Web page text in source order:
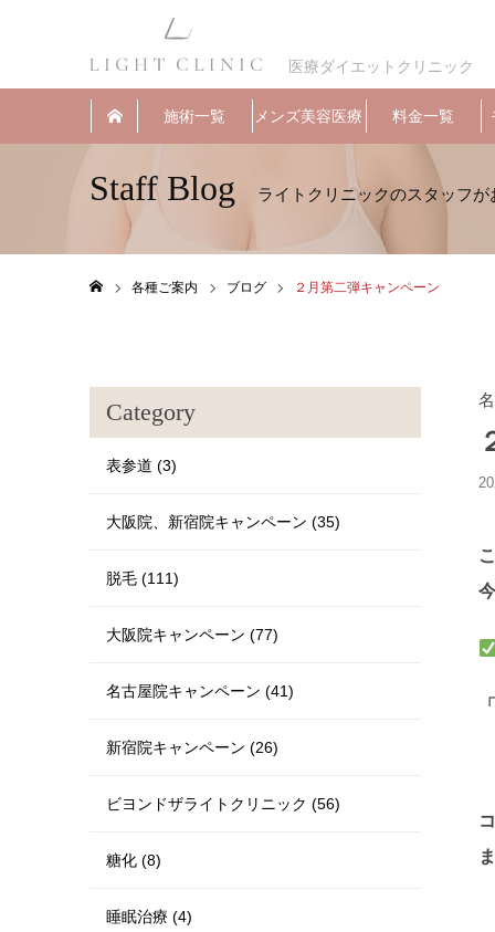
医療ダイエットクリニック
施術一覧 メンズ美容医療 料金一覧
Staff Blog
各種ご案内 ブログ ２月第二弾キャンペーン
Category
表参道 (3)
大阪院、新宿院キャンペーン (35)
脱毛 (111)
大阪院キャンペーン (77)
名古屋院キャンペーン (41)
新宿院キャンペーン (26)
ビヨンドザライトクリニック (56)
糖化 (8)
睡眠治療 (4)